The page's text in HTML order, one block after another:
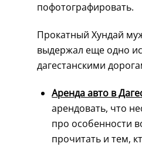
пофотографировать.
Прокатный Хундай
выдержал еще одно
дагестанскими
Аренда авто в
арендовать, что
про особенности
прочитать и тем,